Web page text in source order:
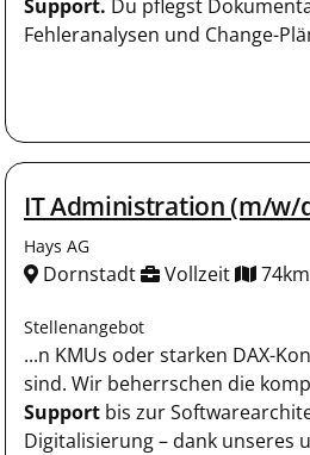
Support. Du pflegst
Fehleranalysen und Change-
IT Administration (m/w/
Hays AG
Dornstadt Vollzeit 74km
Stellenangebot
...n KMUs oder starken DAX-
sind. Wir beherrschen die
Support bis zur
Digitalisierung – dank unseres